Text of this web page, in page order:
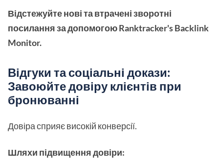
Відстежуйте нові та втрачені зворотні
посилання за допомогою Ranktracker's Backlink
Monitor.
Відгуки та соціальні докази:
Завоюйте довіру клієнтів при
бронюванні
Довіра сприяє високій конверсії.
Шляхи підвищення довіри: